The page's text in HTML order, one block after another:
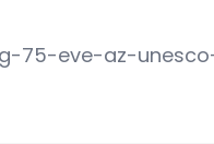
75-eve-az-unesco-